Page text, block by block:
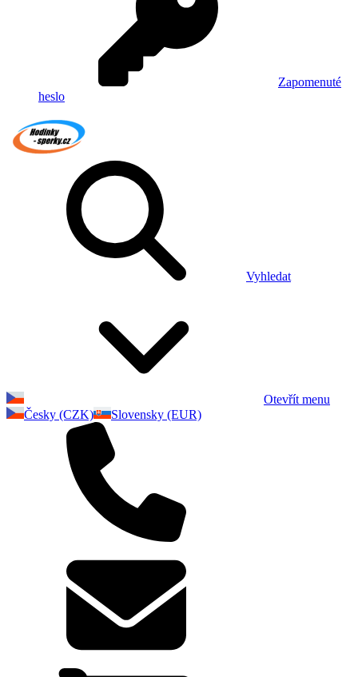
Zapomenuté
heslo
Vyhledat
Otevřít menu
Česky (CZK)
Slovensky (EUR)